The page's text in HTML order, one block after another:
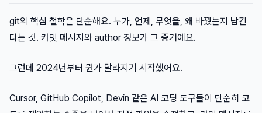
git의 핵심 철학은 단순해요. 누가, 언제, 무엇을, 왜 바꿨는지 남긴
다는 것. 커밋 메시지와 author 정보가 그 증거예요.
그런데 2024년부터 뭔가 달라지기 시작했어요.
Cursor, GitHub Copilot, Devin 같은 AI 코딩 도구들이 단순히 코